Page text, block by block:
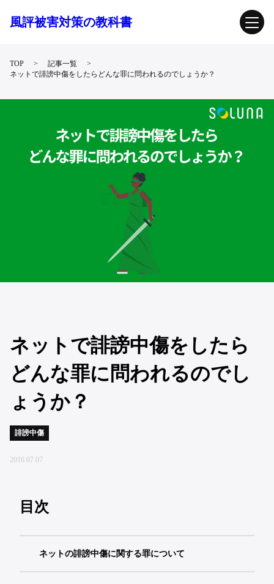
風評被害対策の教科書
TOP
記事一覧
ネットで誹謗中傷をしたらどんな罪に問われるのでしょうか？
ネットで誹謗中傷をしたら
どんな罪に問われるのでし
ょうか？
誹謗中傷
2016.07.07
目次
ネットの誹謗中傷に関する罪について